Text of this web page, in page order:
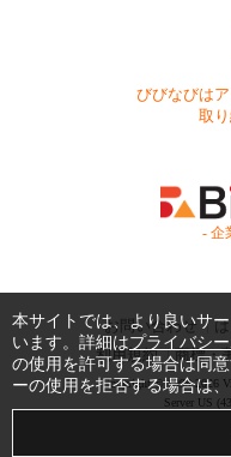
びびなびは
取り
- 企
お問い合わせ
利用規約
商標・
Copyright © 1999-2026
Server US
本サイトでは、より良いサ
います。詳細はプライバシ
の使用を許可する場合は同
ーの使用を拒否する場合は